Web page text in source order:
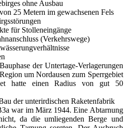
ohne Ausbau
25 Metern im gewachsenen Fels
für Stolleneingänge
(Verkehrswege)
der Untertage-Verlagerungen
um Nordausen zum Sperrgebiet
hatte einen Radius von gut 50
der unterirdischen Raketenfabrik
war im März 1944. Eine Abtarnung
da die umliegenden Berge und